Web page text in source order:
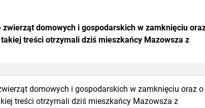
domowych i gospodarskich w zamknięciu
treści otrzymali dziś mieszkańcy Mazowsza z
domowych i gospodarskich w zamknięciu oraz o
treści otrzymali dziś mieszkańcy Mazowsza z